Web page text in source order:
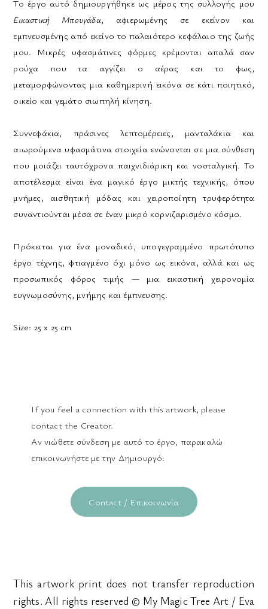
Το έργο αυτό δημιουργήθηκε ως μέρος της συλλογής μου
Εικαστική Μπουγάδα, αφιερωμένης σε εκείνον και
εμπνευσμένης από εκείνο το παλαιότερο κεφάλαιο της ζωής
μου. Μικρές υφασμάτινες φόρμες κρέμονται απαλά σαν
ρούχα που τα αγγίζει ο αέρας και το φως,
μεταμορφώνοντας μια καθημερινή εικόνα σε κάτι ποιητικό,
οικείο και γεμάτο σιωπηλή κίνηση.
Συννεφάκια, πράσινες λεπτομέρειες, μανταλάκια και
αιωρούμενα υφασμάτινα στοιχεία ενώνονται σε μια σύνθεση
που μοιάζει ταυτόχρονα παιχνιδιάρικη και νοσταλγική. Το
αποτέλεσμα είναι ένα μαγικό έργο μικτής τεχνικής, όπου
μνήμες, αισθητική μόδας και χειροποίητη τρυφερότητα
συναντιούνται μέσα σε έναν μικρό κορνιζαρισμένο κόσμο.
Πρόκειται για ένα μοναδικό, υπογεγραμμένο πρωτότυπο
έργο τέχνης, φτιαγμένο όχι μόνο ως εικόνα, αλλά και ως
προσωπικός φόρος τιμής — μια εικαστική χειρονομία
ευγνωμοσύνης, μνήμης και έμπνευσης.
Size: 25 x 25 cm
If you feel a connection with this artwork, please
contact the Creator.
Αν νιώθετε σύνδεση με αυτό το έργο, παρακαλώ
επικοινωνήστε με την Δημιουργό:
Contact / Επικοινωνία
This artwork print does not transfer reproduction
rights. All rights reserved © My Magic Tree Art / Eva